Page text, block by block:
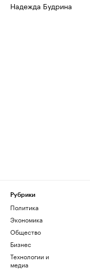
Надежда Будрина
Рубрики
Политика
Экономика
Общество
Бизнес
Технологии и
медиа